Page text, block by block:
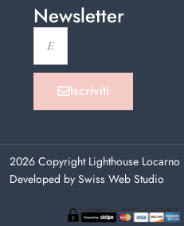
Newsletter
Iscriviti
2026 Copyright Lighthouse Locarno
Developed by Swiss Web Studio